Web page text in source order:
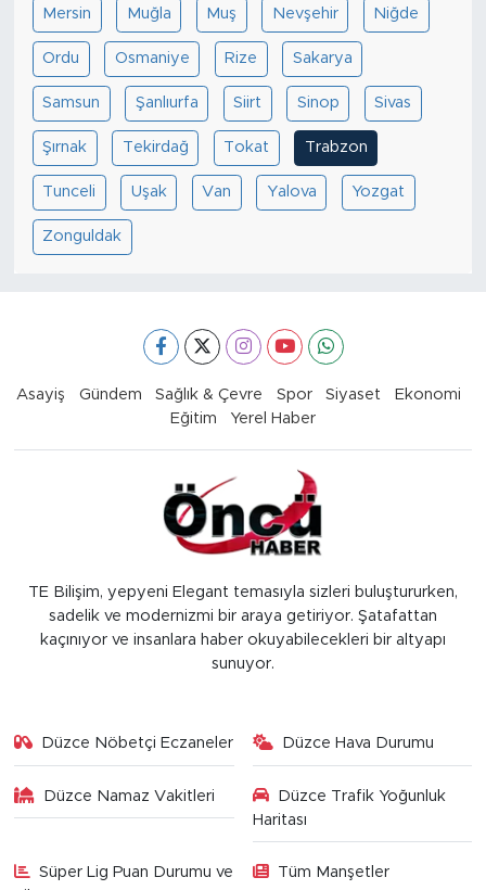
Mersin Muğla Muş Nevşehir Niğde
Ordu Osmaniye Rize Sakarya
Samsun Şanlıurfa Siirt Sinop Sivas
Şırnak Tekirdağ Tokat Trabzon
Tunceli Uşak Van Yalova Yozgat
Zonguldak
Asayiş Gündem Sağlık & Çevre Spor Siyaset
Ekonomi
Eğitim
Yerel Haber
TE Bilişim, yepyeni Elegant temasıyla sizleri buluştururken,
sadelik ve modernizmi bir araya getiriyor. Şatafattan
kaçınıyor ve insanlara haber okuyabilecekleri bir altyapı
sunuyor.
Düzce Nöbetçi Eczaneler Düzce Hava Durumu
Düzce Namaz Vakitleri
Düzce Trafik Yoğunluk
Haritası
Süper Lig Puan Durumu ve
Tüm Manşetler